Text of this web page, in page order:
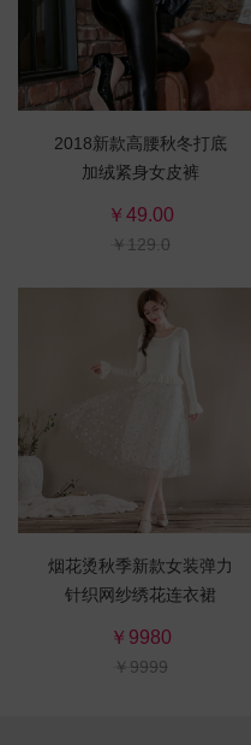
2018新款高腰秋冬打底
加绒紧身女皮裤
￥49.00
￥129.0
烟花烫秋季新款女装弹力
针织网纱绣花连衣裙
￥9980
￥9999